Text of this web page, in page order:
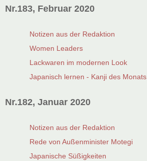
Nr.183, Februar 2020
Notizen aus der Redaktion
Women Leaders
Lackwaren im modernen Look
Japanisch lernen - Kanji des Monats
Nr.182, Januar 2020
Notizen aus der Redaktion
Rede von Außenminister Motegi
Japanische Süßigkeiten